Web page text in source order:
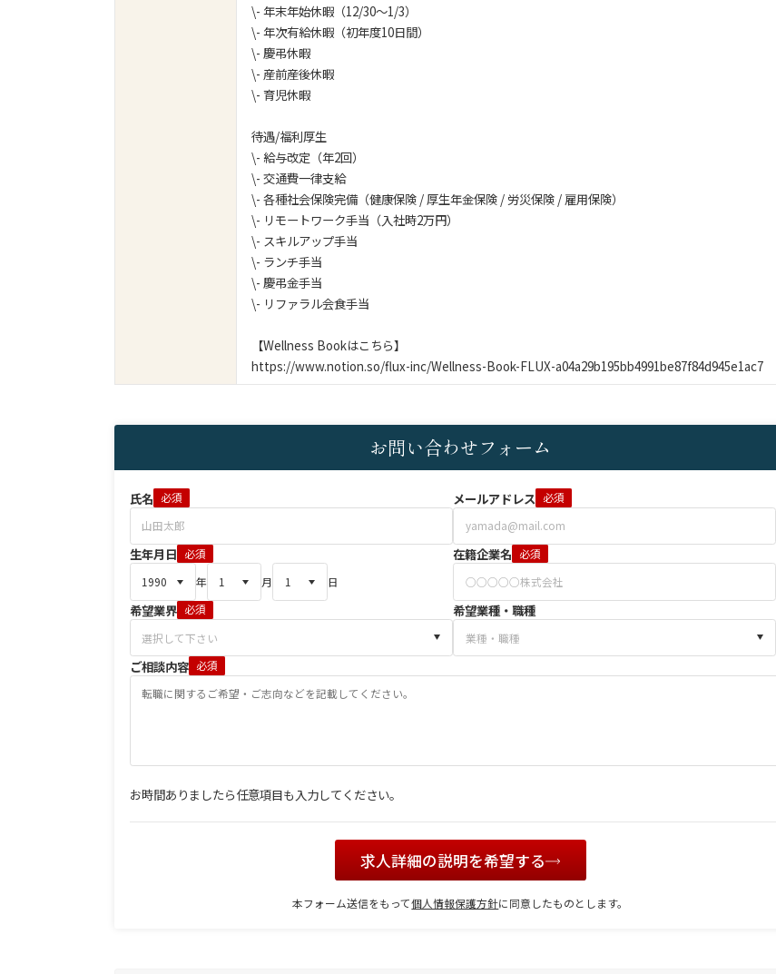
\- 年末年始休暇（12/30～1/3）
\- 年次有給休暇（初年度10日間）
\- 慶弔休暇
\- 産前産後休暇
\- 育児休暇
待遇/福利厚生
\- 給与改定（年2回）
\- 交通費一律支給
\- 各種社会保険完備（健康保険 / 厚生年金保険 / 労災保険 / 雇用保険）
\- リモートワーク手当（入社時2万円）
\- スキルアップ手当
\- ランチ手当
\- 慶弔金手当
\- リファラル会食手当
【Wellness Bookはこちら】
https://www.notion.so/flux-inc/Wellness-Book-FLUX-a04a29b195bb4991be87f84d945e1ac7
お問い合わせフォーム
氏名 必須 メールアドレス 必須
生年月日 必須
年
月 日
在籍企業名 必須
希望業界 必須 希望業種・職種
ご相談内容 必須
お時間ありましたら任意項目も入力してください。
求人詳細の説明を希望する
本フォーム送信をもって個人情報保護方針に同意したものとします。